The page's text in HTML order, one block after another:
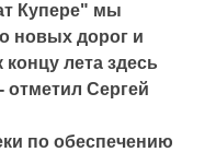
Купере" мы
новых дорог и
лета здесь
отметил Сергей
по обеспечению